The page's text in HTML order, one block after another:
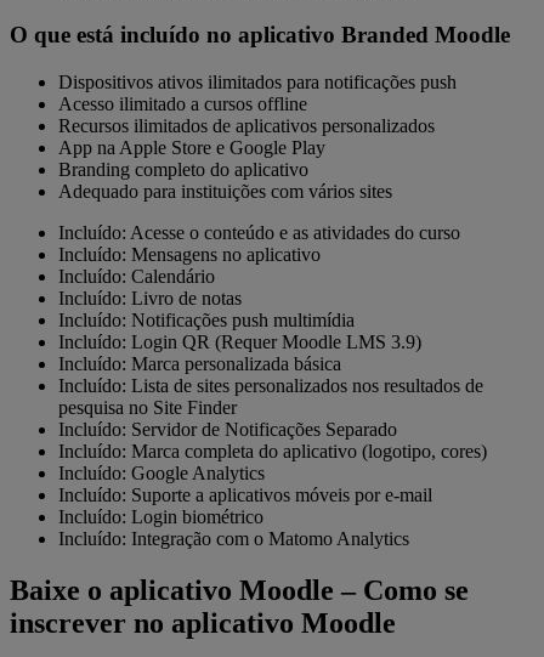
O que está incluído no aplicativo Branded Moodle
Dispositivos ativos ilimitados para notificações push
Acesso ilimitado a cursos offline
Recursos ilimitados de aplicativos personalizados
App na Apple Store e Google Play
Branding completo do aplicativo
Adequado para instituições com vários sites
Incluído: Acesse o conteúdo e as atividades do curso
Incluído: Mensagens no aplicativo
Incluído: Calendário
Incluído: Livro de notas
Incluído: Notificações push multimídia
Incluído: Login QR (Requer Moodle LMS 3.9)
Incluído: Marca personalizada básica
Incluído: Lista de sites personalizados nos resultados de
pesquisa no Site Finder
Incluído: Servidor de Notificações Separado
Incluído: Marca completa do aplicativo (logotipo, cores)
Incluído: Google Analytics
Incluído: Suporte a aplicativos móveis por e-mail
Incluído: Login biométrico
Incluído: Integração com o Matomo Analytics
Baixe o aplicativo Moodle – Como se
inscrever no aplicativo Moodle